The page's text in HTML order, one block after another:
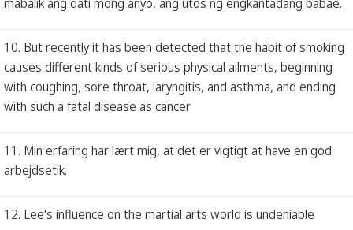
10. But recently it has been detected that the habit of smoking
causes different kinds of serious physical ailments, beginning
with coughing, sore throat, laryngitis, and asthma, and ending
with such a fatal disease as cancer
11. Min erfaring har lært mig, at det er vigtigt at have en god
arbejdsetik.
12. Lee's influence on the martial arts world is undeniable